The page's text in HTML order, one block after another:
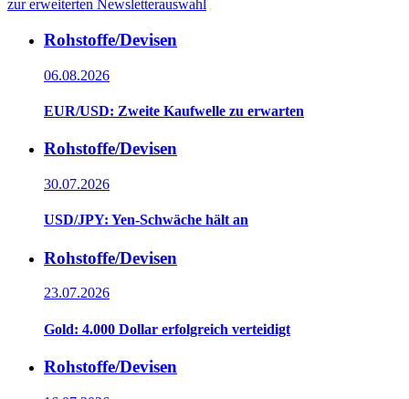
zur erweiterten Newsletterauswahl
Rohstoffe/Devisen
06.08.2026
EUR/USD: Zweite Kaufwelle zu erwarten
Rohstoffe/Devisen
30.07.2026
USD/JPY: Yen-Schwäche hält an
Rohstoffe/Devisen
23.07.2026
Gold: 4.000 Dollar erfolgreich verteidigt
Rohstoffe/Devisen